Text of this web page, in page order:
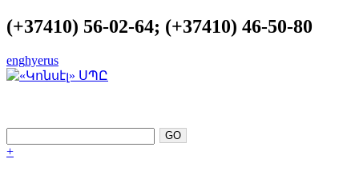
(+37410) 56-02-64; (+37410) 46-50-80
enghyerus
+